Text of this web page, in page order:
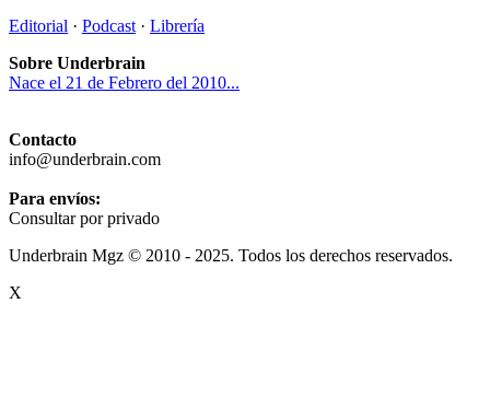
Editorial · Podcast · Librería
Sobre Underbrain
Nace el 21 de Febrero del 2010...
Contacto
info@underbrain.com
Para envíos:
Consultar por privado
Underbrain Mgz © 2010 - 2025. Todos los derechos reservados.
X